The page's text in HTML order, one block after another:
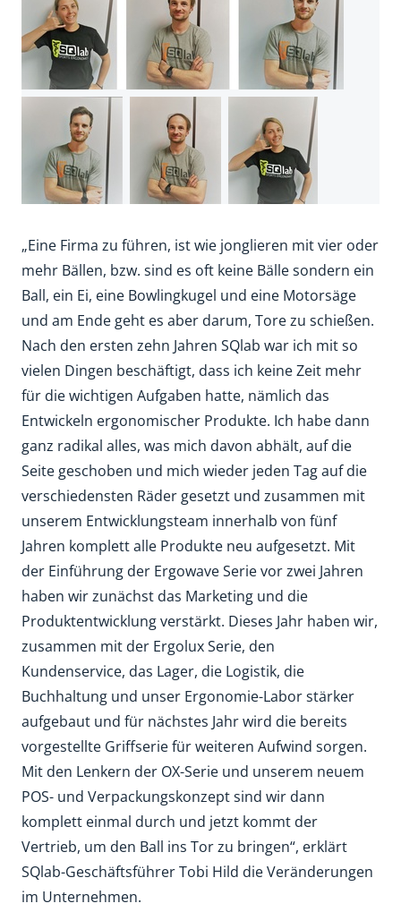
„Eine Firma zu führen, ist wie jonglieren mit vier oder
mehr Bällen, bzw. sind es oft keine Bälle sondern ein
Ball, ein Ei, eine Bowlingkugel und eine Motorsäge
und am Ende geht es aber darum, Tore zu schießen.
Nach den ersten zehn Jahren SQlab war ich mit so
vielen Dingen beschäftigt, dass ich keine Zeit mehr
für die wichtigen Aufgaben hatte, nämlich das
Entwickeln ergonomischer Produkte. Ich habe dann
ganz radikal alles, was mich davon abhält, auf die
Seite geschoben und mich wieder jeden Tag auf die
verschiedensten Räder gesetzt und zusammen mit
unserem Entwicklungsteam innerhalb von fünf
Jahren komplett alle Produkte neu aufgesetzt. Mit
der Einführung der Ergowave Serie vor zwei Jahren
haben wir zunächst das Marketing und die
Produktentwicklung verstärkt. Dieses Jahr haben wir,
zusammen mit der Ergolux Serie, den
Kundenservice, das Lager, die Logistik, die
Buchhaltung und unser Ergonomie-Labor stärker
aufgebaut und für nächstes Jahr wird die bereits
vorgestellte Griffserie für weiteren Aufwind sorgen.
Mit den Lenkern der OX-Serie und unserem neuem
POS- und Verpackungskonzept sind wir dann
komplett einmal durch und jetzt kommt der
Vertrieb, um den Ball ins Tor zu bringen“, erklärt
SQlab-Geschäftsführer Tobi Hild die Veränderungen
im Unternehmen.